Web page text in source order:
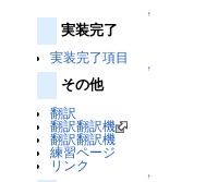
↑
実装完了
実装完了項目
↑
その他
翻訳
翻訳翻訳機
翻訳翻訳機
練習ページ
リンク
↑